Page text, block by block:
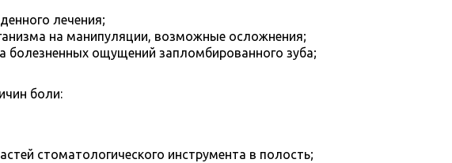
лечения;
на манипуляции, возможные осложнения;
болезненных ощущений запломбированного зуба;
боли:
стоматологического инструмента в полость;